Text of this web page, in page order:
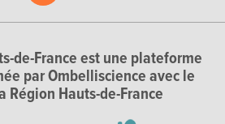
de-France est une plateforme
par Ombelliscience avec le
Région Hauts-de-France